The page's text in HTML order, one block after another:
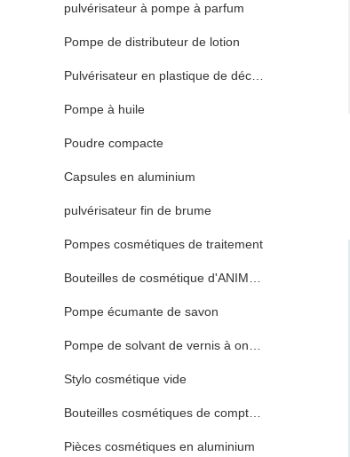
pulvérisateur à pompe à parfum
Pompe de distributeur de lotion
Pulvérisateur en plastique de déclencheur
Pompe à huile
Poudre compacte
Capsules en aluminium
pulvérisateur fin de brume
Pompes cosmétiques de traitement
Bouteilles de cosmétique d'ANIMAL FAMILIER
Pompe écumante de savon
Pompe de solvant de vernis à ongles
Stylo cosmétique vide
Bouteilles cosmétiques de compte-gouttes
Pièces cosmétiques en aluminium